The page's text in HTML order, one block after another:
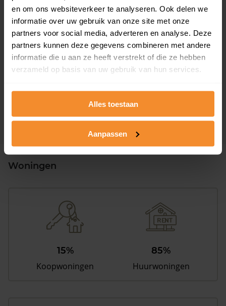
en om ons websiteverkeer te analyseren. Ook delen we
informatie over uw gebruik van onze site met onze
partners voor social media, adverteren en analyse. Deze
partners kunnen deze gegevens combineren met andere
informatie die u aan ze heeft verstrekt of die ze hebben
verzameld op basis van uw gebruik van hun services.
Alles toestaan
Aanpassen
Verkoopdatum
01 mei 2026
Verkoopprijs
Koopsom opvragen
Lienackers 46
Woonoppervlak Perceel
Verkoopprijs
Woningen
15%
Koopwoningen
85%
Huurwoningen